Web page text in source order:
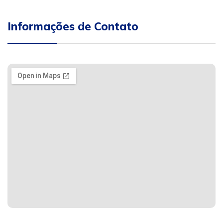
Informações de Contato